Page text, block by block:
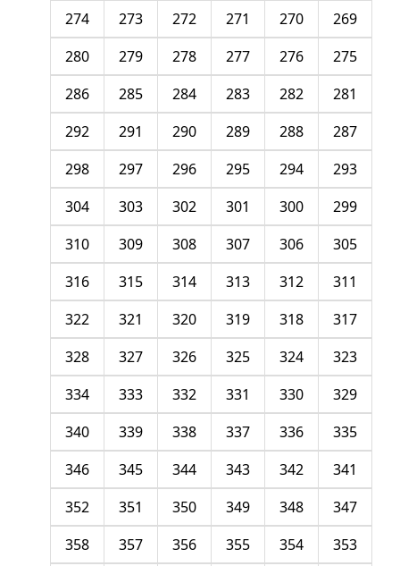
269
270
271
272
273
274
275
276
277
278
279
280
281
282
283
284
285
286
287
288
289
290
291
292
293
294
295
296
297
298
299
300
301
302
303
304
305
306
307
308
309
310
311
312
313
314
315
316
317
318
319
320
321
322
323
324
325
326
327
328
329
330
331
332
333
334
335
336
337
338
339
340
341
342
343
344
345
346
347
348
349
350
351
352
353
354
355
356
357
358